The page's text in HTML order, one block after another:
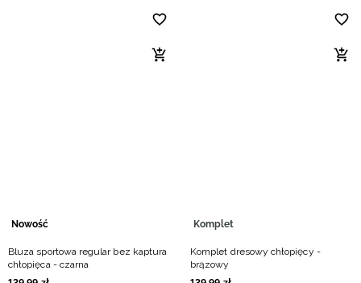
Nowość
Bluza sportowa regular bez kaptura
chłopięca - czarna
Komplet
Komplet dresowy chłopięcy -
brązowy